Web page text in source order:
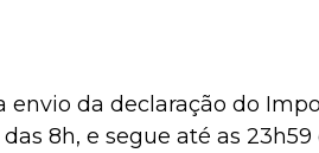
envio da declaração do
8h, e segue até as